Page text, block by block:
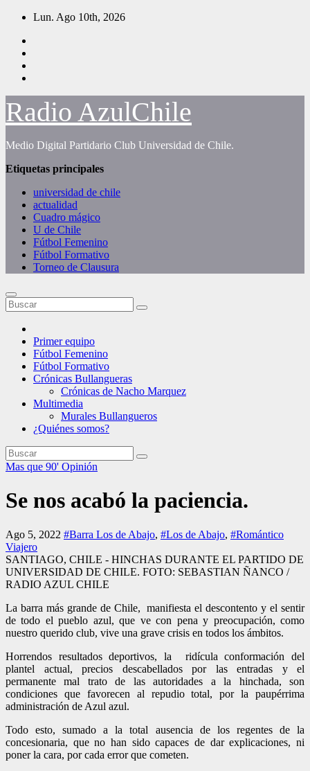
Saltar
contenido
Lun. Ago 10th, 2026
Radio AzulChile
Medio Digital Partidario Club Universidad de Chile.
Etiquetas principales
universidad de chile
actualidad
Cuadro mágico
U de Chile
Fútbol Femenino
Fútbol Formativo
Torneo de Clausura
Primer equipo
Fútbol Femenino
Fútbol Formativo
Crónicas Bullangueras
Crónicas de Nacho Marquez
Multimedia
Murales Bullangueros
¿Quiénes somos?
Mas que 90' Opinión
Se nos acabó la paciencia.
Ago 5, 2022 #Barra Los de Abajo, #Los de Abajo, #Romántico
Viajero
SANTIAGO, CHILE - HINCHAS DURANTE EL PARTIDO DE
UNIVERSIDAD DE CHILE. FOTO: SEBASTIAN ÑANCO /
RADIO AZUL CHILE
La barra más grande de Chile, manifiesta el descontento y el sentir
de todo el pueblo azul, que ve con pena y preocupación, como
nuestro querido club, vive una grave crisis en todos los ámbitos.
Horrendos resultados deportivos, la ridícula conformación del
plantel actual, precios descabellados por las entradas y el
permanente mal trato de las autoridades a la hinchada, son
condiciones que favorecen al repudio total, por la paupérrima
administración de Azul azul.
Todo esto, sumado a la total ausencia de los regentes de la
concesionaria, que no han sido capaces de dar explicaciones, ni
poner la cara, por cada error que cometen.